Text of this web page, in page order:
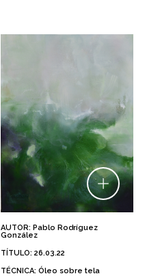
AUTOR: Pablo Rodríguez
González
TÍTULO: 26.03.22
TÉCNICA: Óleo sobre tela